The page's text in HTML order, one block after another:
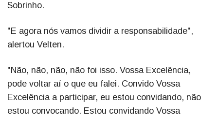
Sobrinho.
"E agora nós vamos dividir a responsabilidade",
alertou Velten.
"Não, não, não, não foi isso. Vossa Excelência,
pode voltar aí o que eu falei. Convido Vossa
Excelência a participar, eu estou convidando, não
estou convocando. Estou convidando Vossa